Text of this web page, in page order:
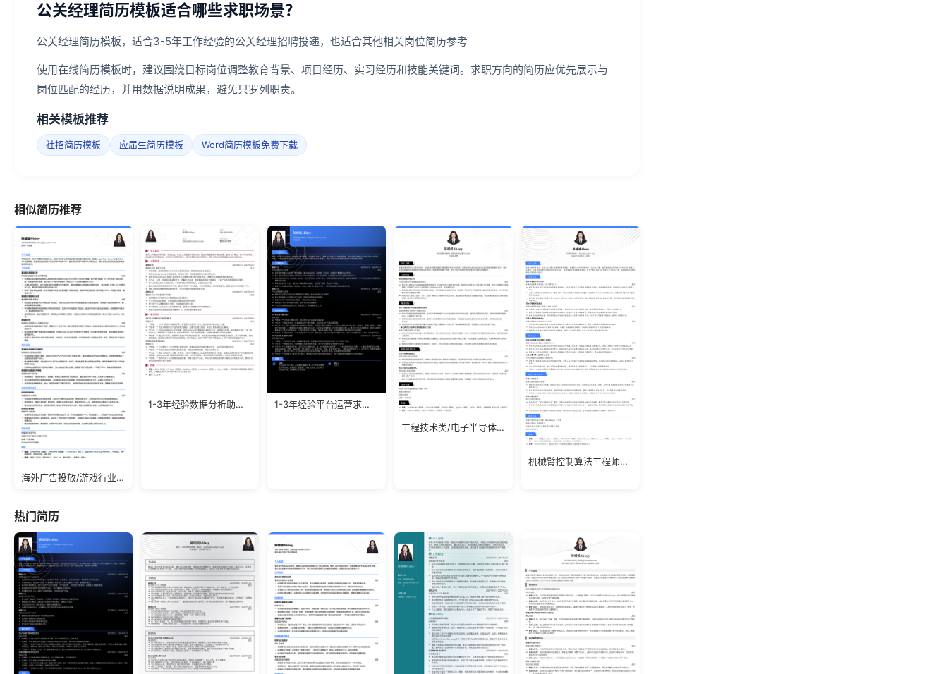
公关经理简历模板适合哪些求职场景？
公关经理简历模板，适合3-5年工作经验的公关经理招聘投递，也适合其他相关岗位简历参考
使用在线简历模板时，建议围绕目标岗位调整教育背景、项目经历、实习经历和技能关键词。求职方向的简历应优先展示与
岗位匹配的经历，并用数据说明成果，避免只罗列职责。
相关模板推荐
社招简历模板 应届生简历模板 Word简历模板免费下载
相似简历推荐
海外广告投放/游戏行业/应届生简历模板
1-3年经验数据分析助理求职模板 1-3年经验平台运营求职简历
工程技术类/电子半导体应届生简历模板
机械臂控制算法工程师简历模板
热门简历